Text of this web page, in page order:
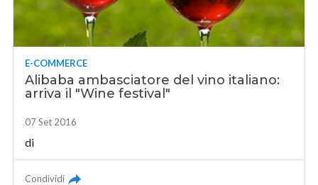
E-COMMERCE
Alibaba ambasciatore del vino italiano:
arriva il "Wine festival"
07 Set 2016
di
Condividi